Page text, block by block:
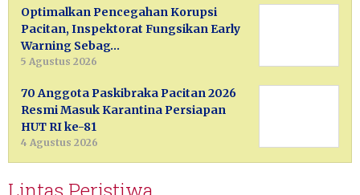
Optimalkan Pencegahan Korupsi
Pacitan, Inspektorat Fungsikan Early
Warning Sebag…
5 Agustus 2026
70 Anggota Paskibraka Pacitan 2026
Resmi Masuk Karantina Persiapan
HUT RI ke-81
4 Agustus 2026